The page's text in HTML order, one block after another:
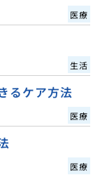
医療
生活
るケア方法
医療
医療